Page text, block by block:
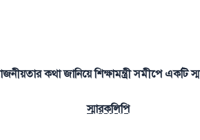
কথা জানিয়ে শিক্ষামন্ত্রী সমীপে একটি
স্মারকলিপি